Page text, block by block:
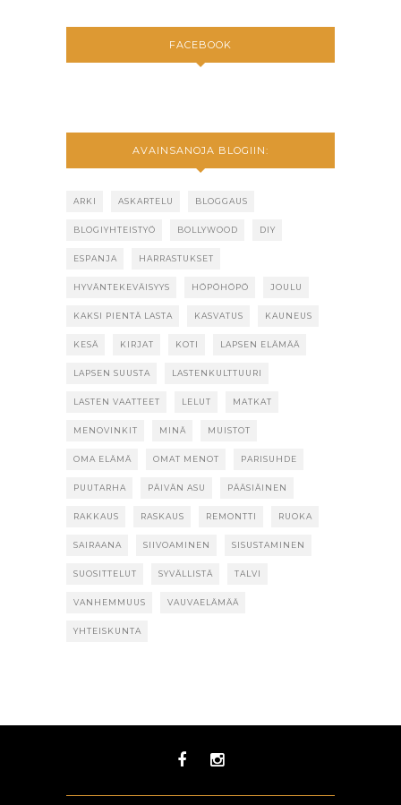
FACEBOOK
AVAINSANOJA BLOGIIN:
ARKI ASKARTELU BLOGGAUS
BLOGIYHTEISTYÖ BOLLYWOOD DIY
ESPANJA HARRASTUKSET
HYVÄNTEKEVÄISYYS HÖPÖHÖPÖ JOULU
KAKSI PIENTÄ LASTA KASVATUS KAUNEUS
KESÄ KIRJAT KOTI LAPSEN ELÄMÄÄ
LAPSEN SUUSTA LASTENKULTTUURI
LASTEN VAATTEET LELUT MATKAT
MENOVINKIT MINÄ MUISTOT
OMA ELÄMÄ OMAT MENOT PARISUHDE
PUUTARHA PÄIVÄN ASU PÄÄSIÄINEN
RAKKAUS RASKAUS REMONTTI RUOKA
SAIRAANA SIIVOAMINEN SISUSTAMINEN
SUOSITTELUT SYVÄLLISTÄ TALVI
VANHEMMUUS VAUVAELÄMÄÄ
YHTEISKUNTA